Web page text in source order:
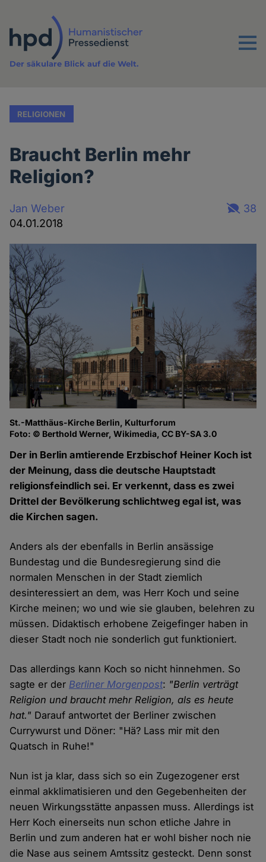
Inhalt
Menu
Der säkulare Blick auf die Welt.
RELIGIONEN
Braucht Berlin mehr
Religion?
Jan Weber
04.01.2018
38
St.-Matthäus-Kirche Berlin, Kulturforum
Foto: © Berthold Werner, Wikimedia, CC BY-SA 3.0
Der in Berlin amtierende Erzbischof Heiner Koch ist
der Meinung, dass die deutsche Hauptstadt
religionsfeindlich sei. Er verkennt, dass es zwei
Drittel der Bevölkerung schlichtweg egal ist, was
die Kirchen sagen.
Anders als der ebenfalls in Berlin ansässige
Bundestag und die Bundesregierung sind die
normalen Menschen in der Stadt ziemlich
desinteressiert an dem, was Herr Koch und seine
Kirche meinen; wo und wie sie glauben, belehren zu
müssen. Didaktisch erhobene Zeigefinger haben in
dieser Stadt noch nie sonderlich gut funktioniert.
Das allerdings kann Koch so nicht hinnehmen. So
sagte er der Berliner Morgenpost: "Berlin verträgt
Religion und braucht mehr Religion, als es heute
hat." Darauf antwortet der Berliner zwischen
Currywurst und Döner: "Hä? Lass mir mit den
Quatsch in Ruhe!"
Nun ist ja klar, dass sich so ein Zugezogener erst
einmal akklimatisieren und den Gegebenheiten der
neuen Wirkungsstätte anpassen muss. Allerdings ist
Herr Koch einerseits nun schon etliche Jahre in
Berlin und zum anderen hat er wohl bisher noch nie
die Nase aus seinem Amtssitz gesteckt. Denn sonst